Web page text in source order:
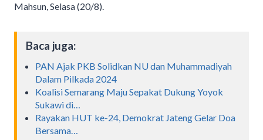
Mahsun, Selasa (20/8).
Baca juga:
PAN Ajak PKB Solidkan NU dan Muhammadiyah
Dalam Pilkada 2024
Koalisi Semarang Maju Sepakat Dukung Yoyok
Sukawi di…
Rayakan HUT ke-24, Demokrat Jateng Gelar Doa
Bersama…